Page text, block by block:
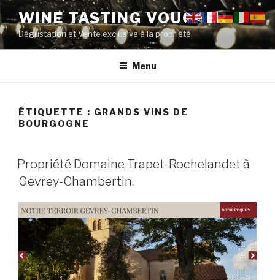
Aller
au
contenu
principal
WINE TASTING VOUCHER
Dégustation et Vente exclusive à la propriété
Menu
ÉTIQUETTE : GRANDS VINS DE
BOURGOGNE
PUBLIÉ
LE
Propriété Domaine Trapet-Rochelandet à
Gevrey-Chambertin.